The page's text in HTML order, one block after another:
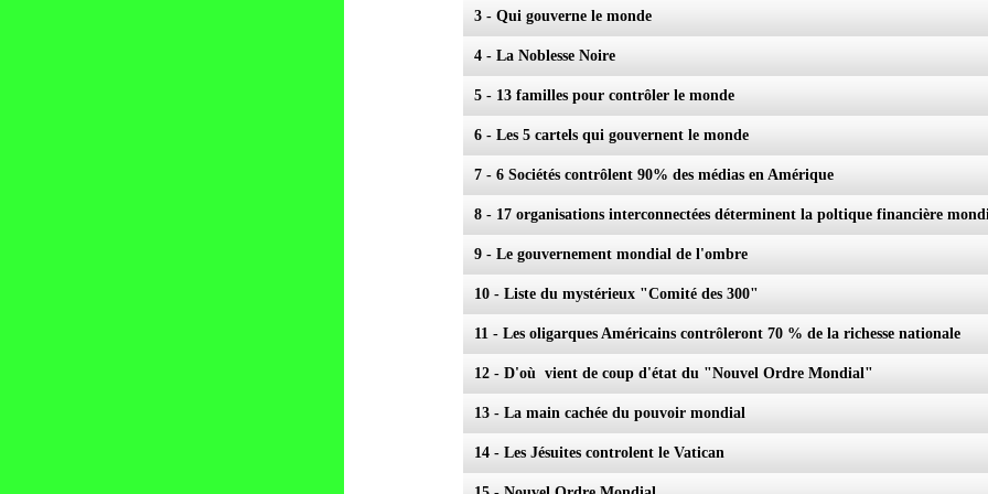
3 - Qui gouverne le monde
4 - La Noblesse Noire
5 - 13 familles pour contrôler le monde
6 - Les 5 cartels qui gouvernent le monde
7 - 6 Sociétés contrôlent 90% des médias en Amérique
8 - 17 organisations interconnectées déterminent la poltique financière
9 - Le gouvernement mondial de l'ombre
10 - Liste du mystérieux "Comité des 300"
11 - Les oligarques Américains contrôleront 70 % de la richesse nationale
12 - D'où vient de coup d'état du "Nouvel Ordre Mondial"
13 - La main cachée du pouvoir mondial
14 - Les Jésuites controlent le Vatican